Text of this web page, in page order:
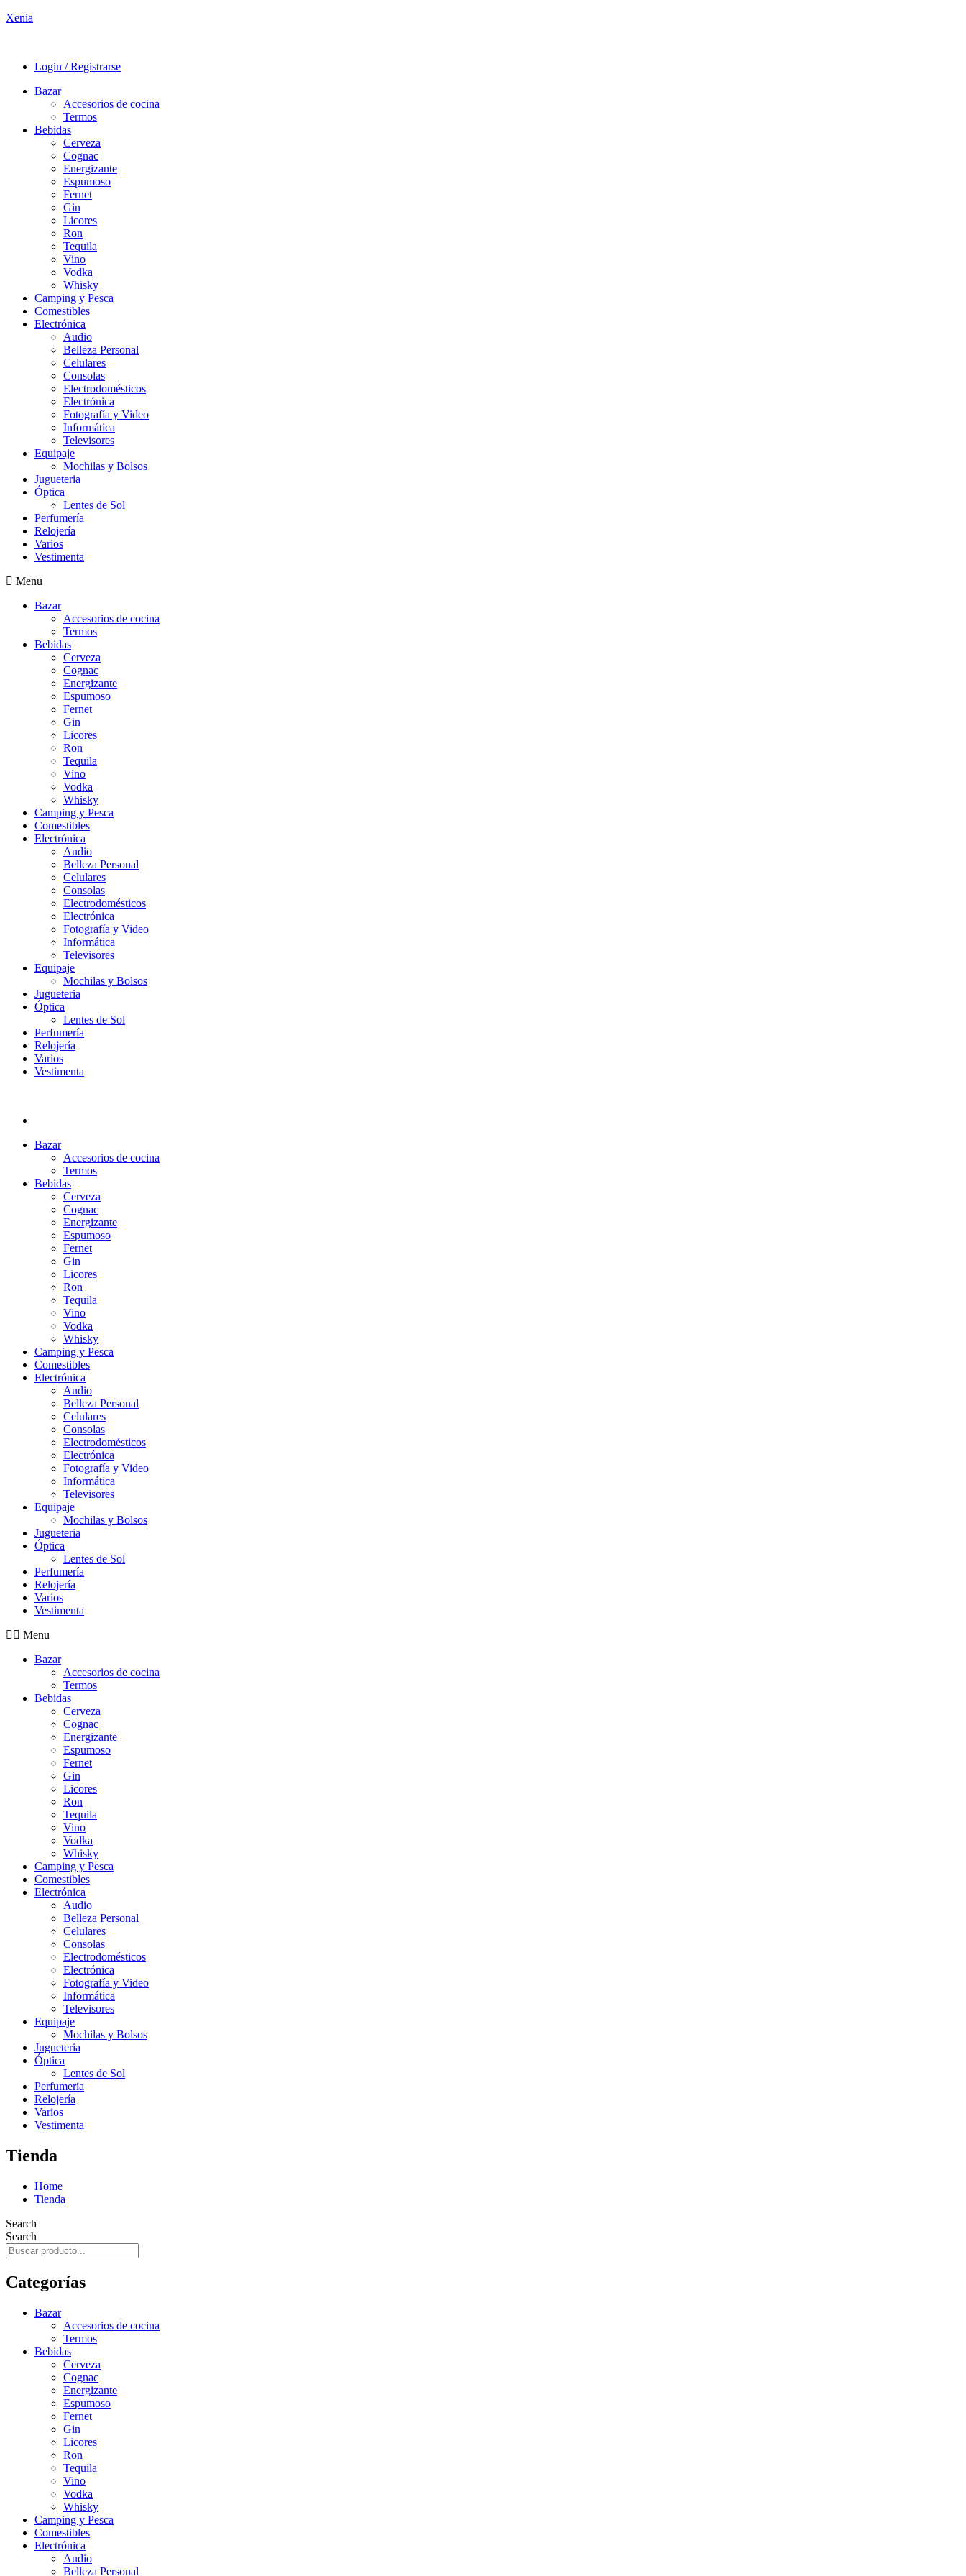
Xenia
Login / Registrarse
Bazar
Accesorios de cocina
Termos
Bebidas
Cerveza
Cognac
Energizante
Espumoso
Fernet
Gin
Licores
Ron
Tequila
Vino
Vodka
Whisky
Camping y Pesca
Comestibles
Electrónica
Audio
Belleza Personal
Celulares
Consolas
Electrodomésticos
Electrónica
Fotografía y Video
Informática
Televisores
Equipaje
Mochilas y Bolsos
Jugueteria
Óptica
Lentes de Sol
Perfumería
Relojería
Varios
Vestimenta
Menu
Bazar
Accesorios de cocina
Termos
Bebidas
Cerveza
Cognac
Energizante
Espumoso
Fernet
Gin
Licores
Ron
Tequila
Vino
Vodka
Whisky
Camping y Pesca
Comestibles
Electrónica
Audio
Belleza Personal
Celulares
Consolas
Electrodomésticos
Electrónica
Fotografía y Video
Informática
Televisores
Equipaje
Mochilas y Bolsos
Jugueteria
Óptica
Lentes de Sol
Perfumería
Relojería
Varios
Vestimenta
Bazar
Accesorios de cocina
Termos
Bebidas
Cerveza
Cognac
Energizante
Espumoso
Fernet
Gin
Licores
Ron
Tequila
Vino
Vodka
Whisky
Camping y Pesca
Comestibles
Electrónica
Audio
Belleza Personal
Celulares
Consolas
Electrodomésticos
Electrónica
Fotografía y Video
Informática
Televisores
Equipaje
Mochilas y Bolsos
Jugueteria
Óptica
Lentes de Sol
Perfumería
Relojería
Varios
Vestimenta
Menu
Bazar
Accesorios de cocina
Termos
Bebidas
Cerveza
Cognac
Energizante
Espumoso
Fernet
Gin
Licores
Ron
Tequila
Vino
Vodka
Whisky
Camping y Pesca
Comestibles
Electrónica
Audio
Belleza Personal
Celulares
Consolas
Electrodomésticos
Electrónica
Fotografía y Video
Informática
Televisores
Equipaje
Mochilas y Bolsos
Jugueteria
Óptica
Lentes de Sol
Perfumería
Relojería
Varios
Vestimenta
Tienda
Home
Tienda
Search
Search
Categorías
Bazar
Accesorios de cocina
Termos
Bebidas
Cerveza
Cognac
Energizante
Espumoso
Fernet
Gin
Licores
Ron
Tequila
Vino
Vodka
Whisky
Camping y Pesca
Comestibles
Electrónica
Audio
Belleza Personal